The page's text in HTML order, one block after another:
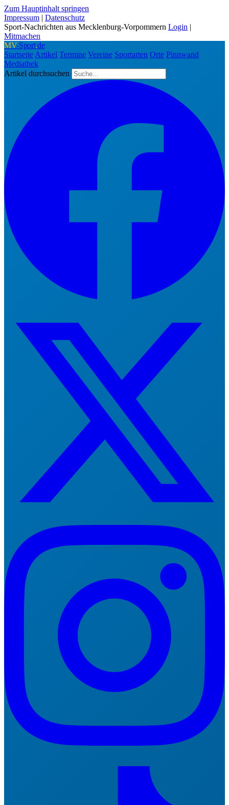
Zum Hauptinhalt springen
Impressum | Datenschutz
Sport-Nachrichten aus Mecklenburg-Vorpommern Login |
Mitmachen
MV-Sport.de
Startseite Artikel Termine Vereine Sportarten Orte Pinnwand
Mediathek
Artikel durchsuchen